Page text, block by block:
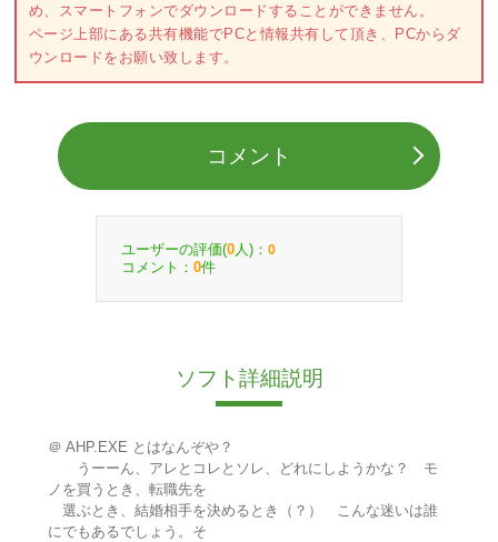
め、スマートフォンでダウンロードすることができません。
ページ上部にある共有機能でPCと情報共有して頂き、PCからダ
ウンロードをお願い致します。
コメント
ユーザーの評価(0 人)： 0
コメント： 0件
ソフト詳細説明
＠ AHP.EXE とはなんぞや？
うーーん、アレとコレとソレ、どれにしようかな？ モ
ノを買うとき、転職先を
選ぶとき、結婚相手を決めるとき（？） こんな迷いは誰
にでもあるでしょう。そ